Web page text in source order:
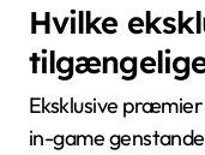
Hvilke
Eksklusive
in-game